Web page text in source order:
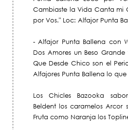
Cambiaste la Vida Canta mi
por Vos." Loc: Alfajor Punta
- Alfajor Punta Ballena con
Dos Amores un Beso Grande
Que Desde Chico son el
Alfajores Punta Ballena lo
Los Chicles Bazooka
Beldent los caramelos Arcor
Fruta como Naranja los